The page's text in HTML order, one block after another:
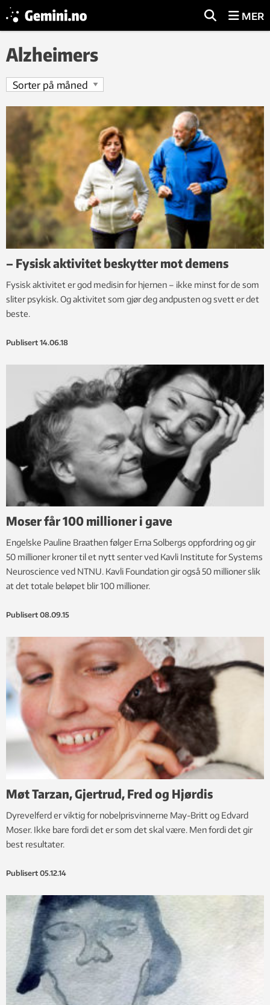
MER
Alzheimers
– Fysisk aktivitet beskytter mot demens
Fysisk aktivitet er god medisin for hjernen – ikke minst for de som
sliter psykisk. Og aktivitet som gjør deg andpusten og svett er det
beste.
Publisert 14.06.18
Moser får 100 millioner i gave
Engelske Pauline Braathen følger Erna Solbergs oppfordring og gir
50 millioner kroner til et nytt senter ved Kavli Institute for Systems
Neuroscience ved NTNU. Kavli Foundation gir også 50 millioner slik
at det totale beløpet blir 100 millioner.
Publisert 08.09.15
Møt Tarzan, Gjertrud, Fred og Hjørdis
Dyrevelferd er viktig for nobelprisvinnerne May-Britt og Edvard
Moser. Ikke bare fordi det er som det skal være. Men fordi det gir
best resultater.
Publisert 05.12.14